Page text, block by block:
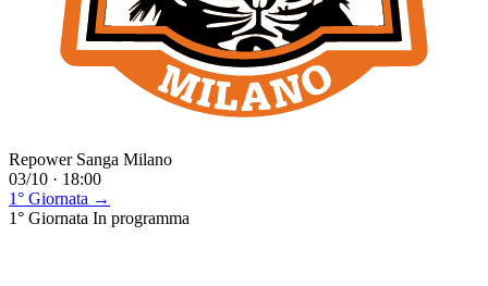
Repower Sanga Milano
03/10 · 18:00
1° Giornata →
1° Giornata In programma